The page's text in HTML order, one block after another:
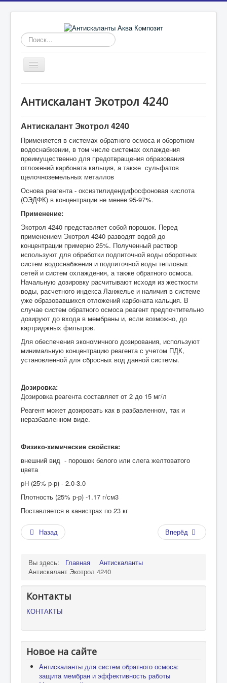
Искать...
Включить/
выключить
Антискаланты
Промывка мембран
Ингибиторы отложений
Реагенты для водоподготовки
Статьи
Антискалант Экотрол 4240
Антискалант Экотрол 4240
Применяется в системах обратного осмоса и оборотном
водоснабжении, в том числе системах охлаждения
преимущественно для предотвращения образования
отложений карбоната кальция, а также сульфатов
щелочноземельных металлов
Основа реагента - оксиэтилидендифосфоновая кислота
(ОЭДФК) в концентрации не менее 95-97%.
Применение:
Экотрол 4240 представляет собой порошок. Перед
применением Экотрол 4240 разводят водой до
концентрации примерно 25%. Полученный раствор
используют для обработки подпиточной воды оборотных
систем водоснабжения и подпиточной воды тепловых
сетей и систем охлаждения, а также обратного осмоса.
Начальную дозировку расчитывают исходя из жесткости
воды, расчетного индекса Ланжелье и наличия в системе
уже образовавшихся отложений карбоната кальция. В
случае систем обратного осмоса реагент предпочтительно
дозируют до входа в мембраны и, если возможно, до
картриджных фильтров.
Для обеспечения экономичного дозирования, используют
минимальную концентрацию реагента с учетом ПДК,
установленной для сбросных вод данной системы.
Дозировка:
Дозировка реагента составляет от 2 до 15 мг/л
Реагент может дозировать как в разбавленном, так и
неразбавленном виде.
Физико-химические свойства:
внешний вид - порошок белого или слега желтоватого
цвета
pH (25% р-р) - 2.0-3.0
Плотность (25% р-р) -1.17 г/см3
Поставляется в канистрах по 23 кг
Назад Вперёд
Вы здесь: Главная
Антискаланты
Антискалант Экотрол 4240
Контакты
КОНТАКТЫ
Новое на сайте
Антискаланты для систем обратного осмоса:
защита мембран и эффективность работы